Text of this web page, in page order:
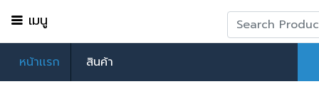
เมนู
หน้าเเรก สินค้า